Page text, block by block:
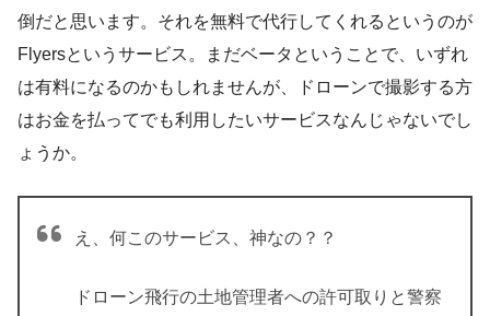
倒だと思います。それを無料で代行してくれるというのが
Flyersというサービス。まだベータということで、いずれ
は有料になるのかもしれませんが、ドローンで撮影する方
はお金を払ってでも利用したいサービスなんじゃないでし
ょうか。
え、何このサービス、神なの？？
ドローン飛行の土地管理者への許可取りと警察